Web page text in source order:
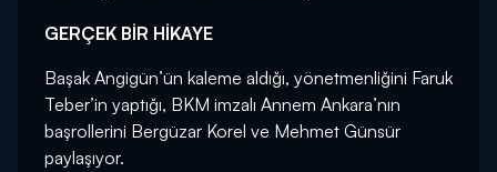
GERÇEK BİR HİKAYE
Başak Angigün’ün kaleme aldığı, yönetmenliğini Faruk
Teber’in yaptığı, BKM imzalı Annem Ankara’nın
başrollerini Bergüzar Korel ve Mehmet Günsür
paylaşıyor.